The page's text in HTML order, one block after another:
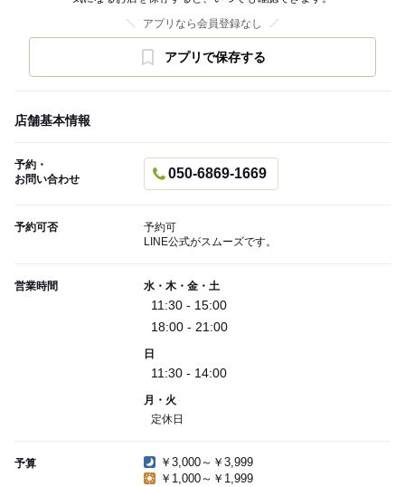
アプリなら会員登録なし
アプリで保存する
店舗基本情報
予約・
お問い合わせ
050-6869-1669
予約可否
予約可
LINE公式がスムーズです。
営業時間 水・木・金・土
11:30 - 15:00
18:00 - 21:00
日
11:30 - 14:00
月・火
定休日
予算
￥3,000～￥3,999
￥1,000～￥1,999